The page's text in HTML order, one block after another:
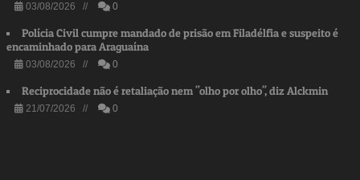
03/08/2026 // 0
Polícia Civil cumpre mandado de prisão em Filadélfia e suspeito é
encaminhado para Araguaína
03/08/2026 // 0
Reciprocidade não é retaliação nem "olho por olho", diz Alckmin
21/07/2026 // 0